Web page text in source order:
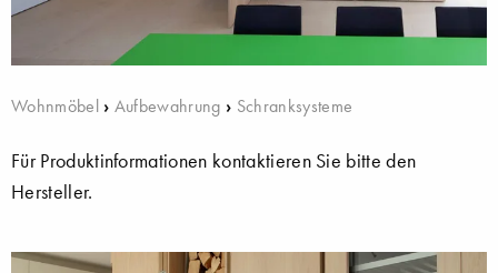
Wohnmöbel› Aufbewahrung › Schranksysteme
Für Produktinformationen kontaktieren Sie bitte den
Hersteller.